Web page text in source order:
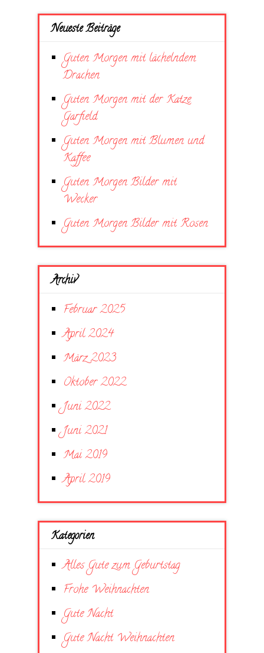
Neueste Beiträge
Guten Morgen mit lächelndem
Drachen
Guten Morgen mit der Katze
Garfield
Guten Morgen mit Blumen und
Kaffee
Guten Morgen Bilder mit
Wecker
Guten Morgen Bilder mit Rosen
Archiv
Februar 2025
April 2024
März 2023
Oktober 2022
Juni 2022
Juni 2021
Mai 2019
April 2019
Kategorien
Alles Gute zum Geburtstag
Frohe Weihnachten
Gute Nacht
Gute Nacht Weihnachten